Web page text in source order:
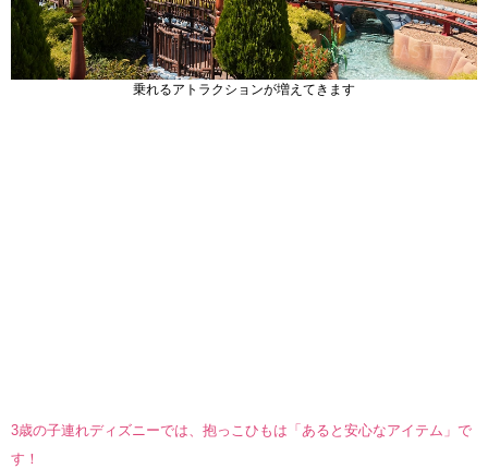
乗れるアトラクションが増えてきます
3歳の子連れディズニーでは、抱っこひもは「あると安心なアイテム」で
す！